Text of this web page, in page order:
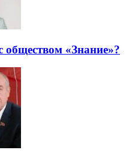
обществом «Знание»?